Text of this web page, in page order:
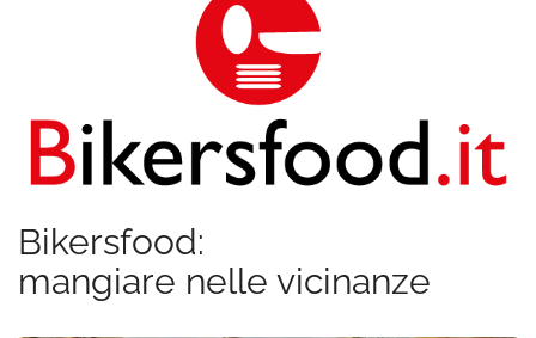
Bikersfood:
mangiare nelle vicinanze